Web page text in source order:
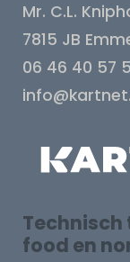
food en
Mr. C.L.
7815 JB
06 46 40 57